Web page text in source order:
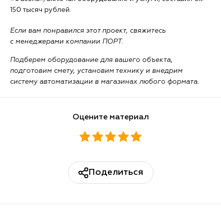
150 тысяч рублей.
Если вам понравился этот проект, свяжитесь
с менеджерами компании ПОРТ.
Подберем оборудование для вашего объекта,
подготовим смету, установим технику и внедрим
систему автоматизации в магазинах любого формата.
Оцените материал
Поделиться